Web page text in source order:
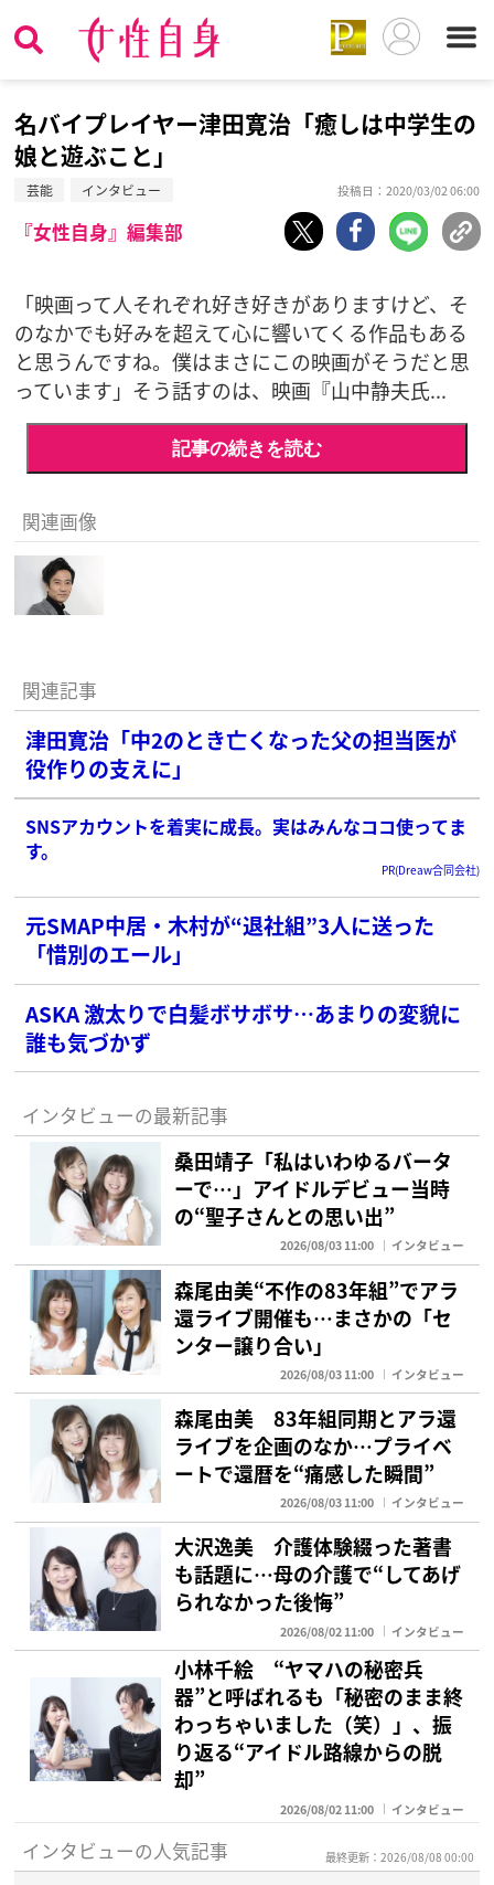
名バイプレイヤー津田寛治「癒しは中学生の
娘と遊ぶこと」
芸能 インタビュー 投稿日：2020/03/02 06:00
『女性自身』編集部
「映画って人それぞれ好き好きがありますけど、そ
のなかでも好みを超えて心に響いてくる作品もある
と思うんですね。僕はまさにこの映画がそうだと思
っています」そう話すのは、映画『山中静夫氏...
記事の続きを読む
関連画像
関連記事
津田寛治「中2のとき亡くなった父の担当医が
役作りの支えに」
SNSアカウントを着実に成長。実はみんなココ使ってま
す。
PR(Dreaw合同会社)
元SMAP中居・木村が“退社組”3人に送った
「惜別のエール」
ASKA 激太りで白髪ボサボサ…あまりの変貌に
誰も気づかず
インタビューの最新記事
桑田靖子「私はいわゆるバータ
ーで…」アイドルデビュー当時
の“聖子さんとの思い出”
2026/08/03 11:00 インタビュー
森尾由美“不作の83年組”でアラ
還ライブ開催も…まさかの「セ
ンター譲り合い」
2026/08/03 11:00 インタビュー
森尾由美 83年組同期とアラ還
ライブを企画のなか…プライベ
ートで還暦を“痛感した瞬間”
2026/08/03 11:00 インタビュー
大沢逸美 介護体験綴った著書
も話題に…母の介護で“してあげ
られなかった後悔”
2026/08/02 11:00 インタビュー
小林千絵 “ヤマハの秘密兵
器”と呼ばれるも「秘密のまま終
わっちゃいました（笑）」、振
り返る“アイドル路線からの脱
却”
2026/08/02 11:00 インタビュー
インタビューの人気記事 最終更新：2026/08/08 00:00